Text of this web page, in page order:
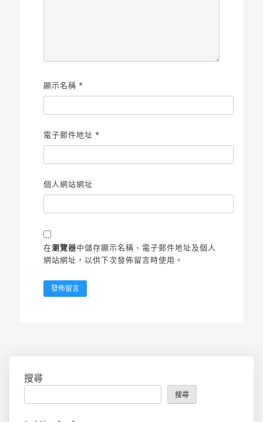
顯示名稱*
電子郵件地址*
個人網站網址
在瀏覽器中儲存顯示名稱、電子郵件地址及個人
網站網址，以供下次發佈留言時使用。
搜尋
搜尋